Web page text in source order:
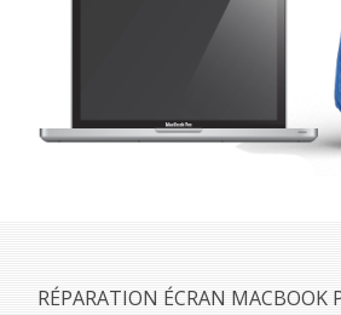
RÉPARATION ÉCRAN MACBOOK